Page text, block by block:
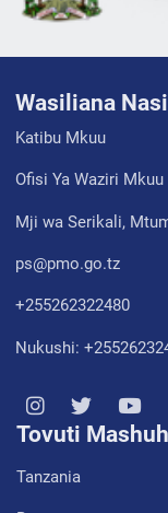
Wasiliana Nasi
Katibu Mkuu
Ofisi Ya Waziri Mkuu
Mji wa Serikali,
ps@pmo.go.tz
+255262322480
Nukushi:
Tovuti
Tanzania